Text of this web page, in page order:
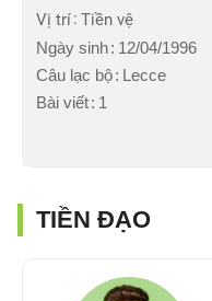
Vị trí Tiền vệ
Ngày sinh 12/04/1996
Câu lạc bộ Lecce
Bài viết 1
TIỀN ĐẠO